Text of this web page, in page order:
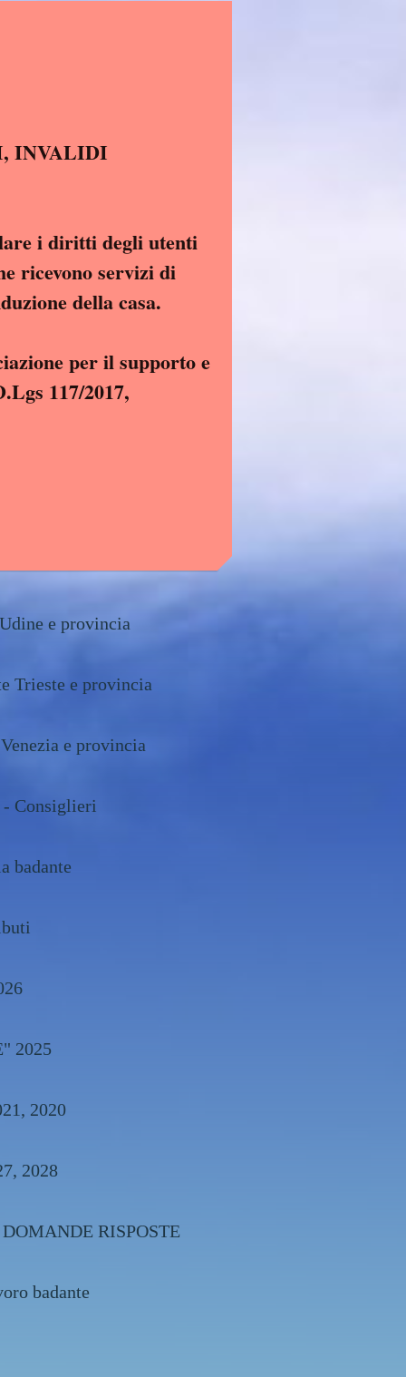
ANZIANI, INVALIDI
i diritti degli utenti
ricevono servizi di
della casa.
per il supporto e
5 del D.Lgs 117/2017,
e provincia
Trieste e provincia
e provincia
- Consiglieri
badante
2025
2021, 2020
2027, 2028
RISPOSTE
badante